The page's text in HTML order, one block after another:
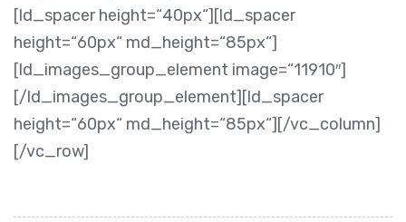
[ld_spacer height=“40px“][ld_spacer
height=“60px“ md_height=“85px“]
[ld_images_group_element image=“11910″]
[/ld_images_group_element][ld_spacer
height=“60px“ md_height=“85px“][/vc_column]
[/vc_row]